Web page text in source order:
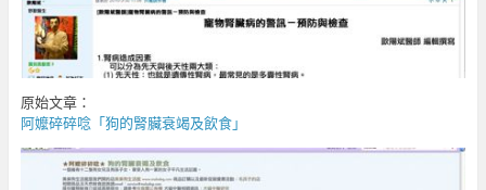
原始文章：
阿嬤碎碎唸「狗的腎臟衰竭及飲食」